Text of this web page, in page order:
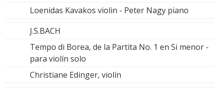
Loenidas Kavakos violin - Peter Nagy piano
J.S.BACH
Tempo di Borea, de la Partita No. 1 en Si menor -
para violín solo
Christiane Edinger, violín